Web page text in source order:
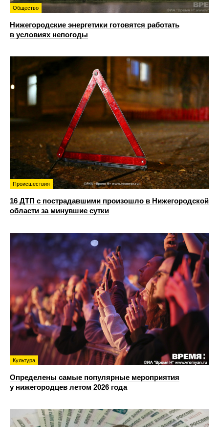
Общество
Нижегородские энергетики готовятся работать
в условиях непогоды
Происшествия
16 ДТП с пострадавшими произошло в Нижегородской
области за минувшие сутки
Культура
Определены самые популярные мероприятия
у нижегородцев летом 2026 года